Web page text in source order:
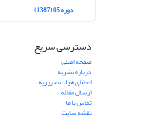
دوره 05 (1387)
دسترسی سریع
صفحه اصلی
درباره نشریه
اعضای هیات تحریریه
ارسال مقاله
تماس با ما
نقشه سایت